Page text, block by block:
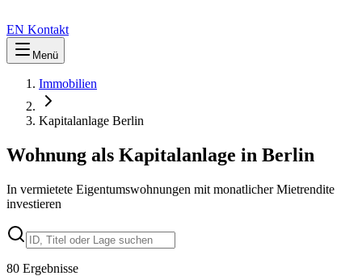
EN Kontakt
Menü
Immobilien
Kapitalanlage Berlin
Wohnung als Kapitalanlage in Berlin
In vermietete Eigentumswohnungen mit monatlicher Mietrendite
investieren
80 Ergebnisse